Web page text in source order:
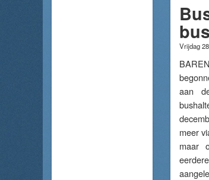
Vrijdag
aan
meer
maar